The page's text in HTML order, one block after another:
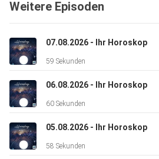
Vermeiden Sie unnötige
Sie Ihre Energie lieber für Projekte
Herzen liegen.
Weitere Episoden
07.08.2026 - Ihr Horoskop
59 Sekunden
06.08.2026 - Ihr Horoskop
60 Sekunden
05.08.2026 - Ihr Horoskop
58 Sekunden